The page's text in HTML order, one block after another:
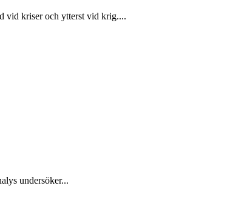
vid kriser och ytterst vid krig....
undersöker...